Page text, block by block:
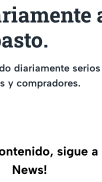
diariamente
y compradores.
sigue
News!